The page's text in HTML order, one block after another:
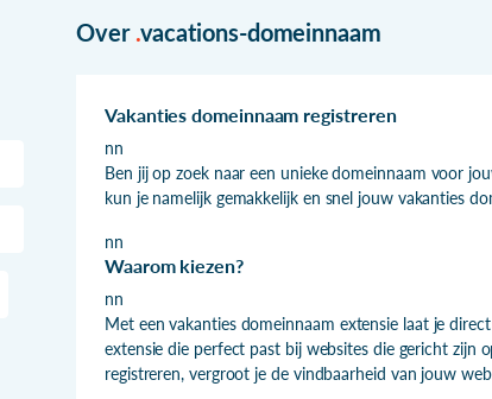
Over .vacations-domeinnaam
Vakanties domeinnaam registreren
nn
Ben jij op zoek naar een unieke domeinnaam voor
kun je namelijk gemakkelijk en snel jouw vakanties
nn
Waarom kiezen?
nn
Met een vakanties domeinnaam extensie laat je
extensie die perfect past bij websites die gericht zijn
registreren, vergroot je de vindbaarheid van jouw